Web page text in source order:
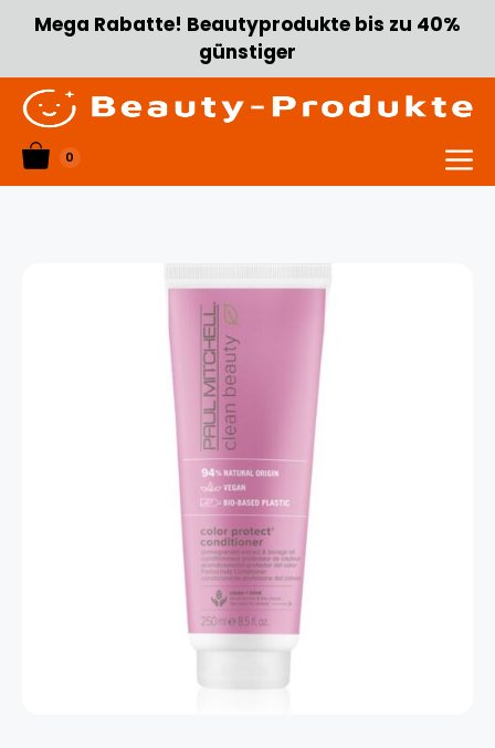
Zum
Inhalt
Mega Rabatte! Beautyprodukte bis zu 40%
günstiger
0
Menü